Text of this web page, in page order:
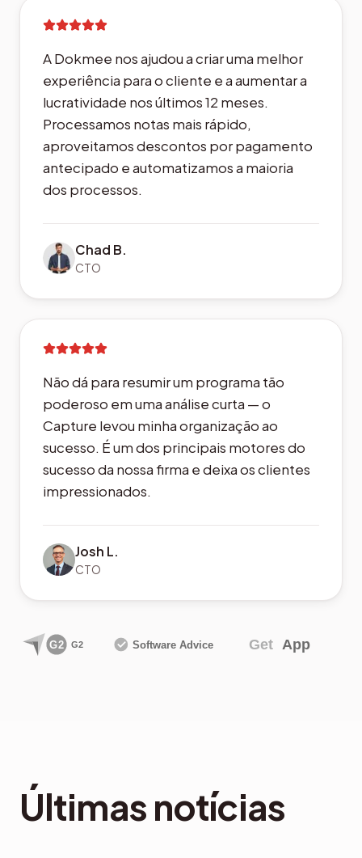
A Dokmee nos ajudou a criar uma melhor
experiência para o cliente e a aumentar a
lucratividade nos últimos 12 meses.
Processamos notas mais rápido,
aproveitamos descontos por pagamento
antecipado e automatizamos a maioria
Chad B.
CTO
Não dá para resumir um programa tão
poderoso em uma análise curta — o
Capture levou minha organização ao
sucesso. É um dos principais motores do
sucesso da nossa firma e deixa os clientes
Josh L.
CTO
Últimas notícias